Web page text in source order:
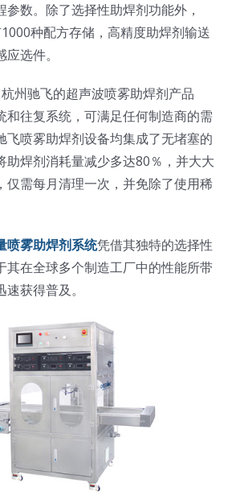
统
参数。除了选择性助焊剂功能外，
种配方存储，高精度助焊剂输送
选件。
州驰飞的超声波喷雾助焊剂产品
和往复系统，可满足任何制造商的需
飞喷雾助焊剂设备均集成了无堵塞的
助焊剂消耗量减少多达80％，并大大
仅需每月清理一次，并免除了使用稀
喷雾助焊剂系统凭借其独特的选择性
其在全球多个制造工厂中的性能所带
获得普及。